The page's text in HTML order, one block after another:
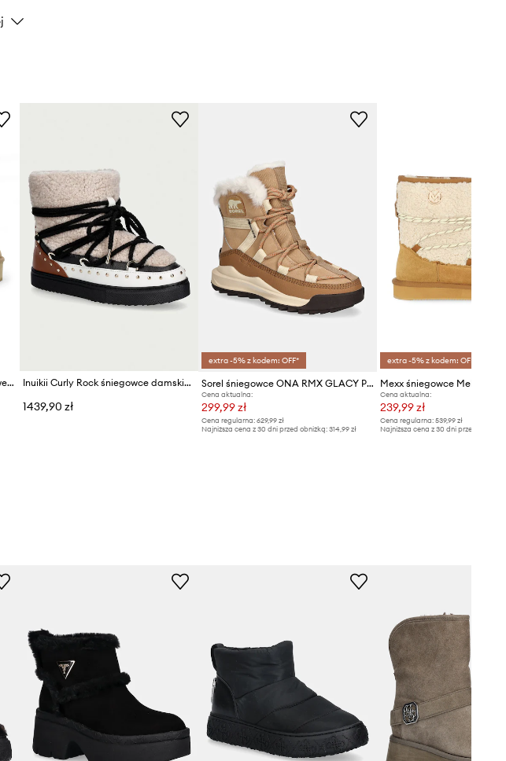
producenta
Produktu
Emu Australia śniegowce zamszowe Stinger Micro Flatform Inuikii Curly Rock śniegowce damskie skórzane
1439,90 zł
extra -5% z kodem: OFF*
Sorel śniegowce ONA RMX GLACY PLUS WP
Cena aktualna:
299,99 zł
Cena regularna:629,99 zł
Najniższa cena z 30 dni przed obniżką:314,99 zł
extra -5% z kodem: OFF*
Mexx śniegowce Melo Moon
Cena aktualna:
239,99 zł
Cena regularna: 539,99 zł
Najniższa cena z 30 dni przed obniżką: